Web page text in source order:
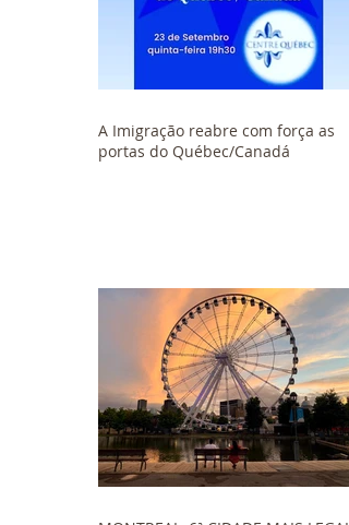
A Imigração reabre com força as
portas do Québec/Canadá